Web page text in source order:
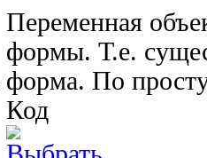
Переменная
формы. Т.е.
форма. По
Код